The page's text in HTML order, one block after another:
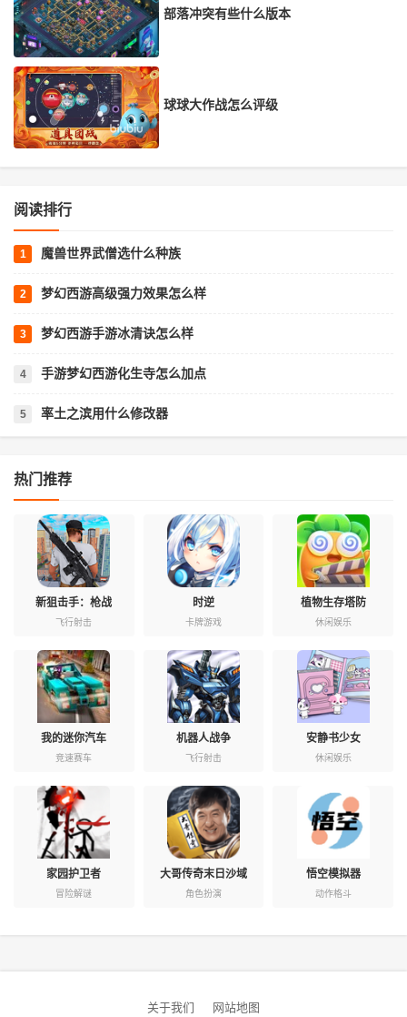
部落冲突有些什么版本
球球大作战怎么评级
阅读排行
魔兽世界武僧选什么种族
梦幻西游高级强力效果怎么样
梦幻西游手游冰清诀怎么样
手游梦幻西游化生寺怎么加点
率土之滨用什么修改器
热门推荐
新狙击手：枪战
飞行射击
时逆
卡牌游戏
植物生存塔防
休闲娱乐
我的迷你汽车
竞速赛车
机器人战争
飞行射击
安静书少女
休闲娱乐
家园护卫者
冒险解谜
大哥传奇末日沙域
角色扮演
悟空模拟器
动作格斗
关于我们 网站地图